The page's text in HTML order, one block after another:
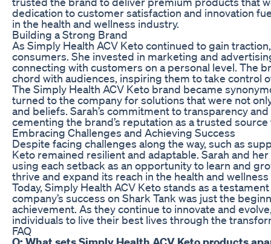
dedication to customer satisfaction and innovation
in the health and wellness industry.
Building a Strong Brand
As Simply Health ACV Keto continued to gain
consumers. She invested in marketing and
connecting with customers on a personal level. The
chord with audiences, inspiring them to take control
The Simply Health ACV Keto brand became
turned to the company for solutions that were not
and beliefs. Sarah’s commitment to transparency
cementing the brand’s reputation as a trusted
Embracing Challenges and Achieving Success
Despite facing challenges along the way, such as
Keto remained resilient and adaptable. Sarah and
using each setback as an opportunity to learn and
thrive and expand its reach in the health and
Today, Simply Health ACV Keto stands as a
company’s success on Shark Tank was just the
achievement. As they continue to innovate and
individuals to live their best lives through the
FAQ
Q: What sets Simply Health ACV Keto products